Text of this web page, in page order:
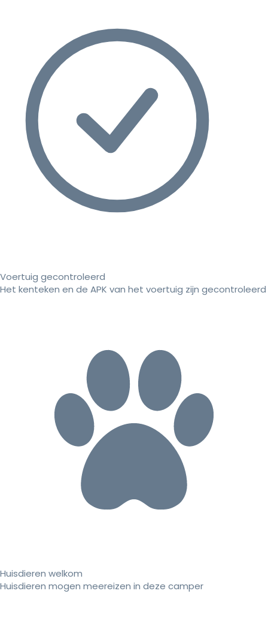
Voertuig gecontroleerd
Het kenteken en de APK van het voertuig zijn gecontroleerd
Huisdieren welkom
Huisdieren mogen meereizen in deze camper